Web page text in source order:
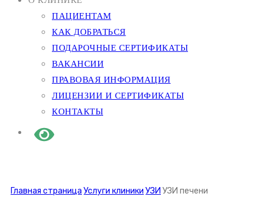
ПАЦИЕНТАМ
КАК ДОБРАТЬСЯ
ПОДАРОЧНЫЕ СЕРТИФИКАТЫ
ВАКАНСИИ
ПРАВОВАЯ ИНФОРМАЦИЯ
ЛИЦЕНЗИИ И СЕРТИФИКАТЫ
КОНТАКТЫ
Главная страница Услуги клиники УЗИ УЗИ печени